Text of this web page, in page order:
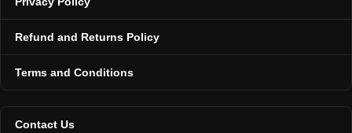
Refund and Returns Policy
Terms and Conditions
Contact Us